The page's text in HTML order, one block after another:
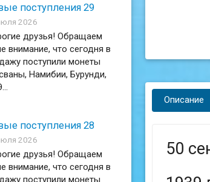
поступления 29
2026
друзья! Обращаем
внимание, что сегодня в
поступили монеты
Намибии, Бурунди,
поступления 28
2026
друзья! Обращаем
внимание, что сегодня в
поступили монеты
Описание
50